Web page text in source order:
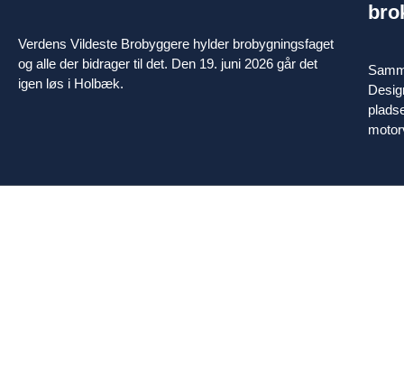
Verdens Vildeste Brobyggere hylder brobygningsfaget
og alle der bidrager til det. Den 19. juni 2026 går det
igen løs i Holbæk.